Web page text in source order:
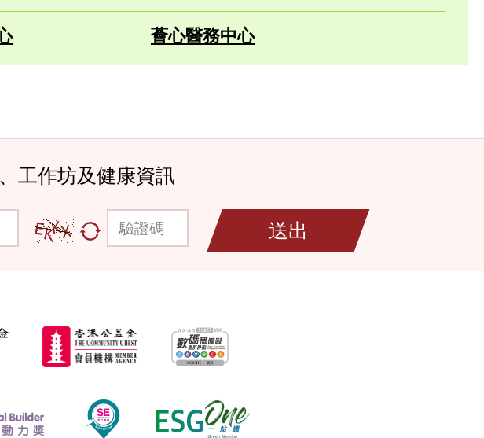
薈心醫務中心
工作坊及健康資訊
驗證碼
送出